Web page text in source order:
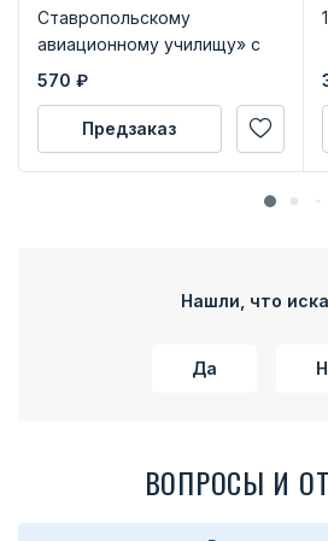
Ставропольскому
авиационному училищу» с
бланком удостоверения
570 ₽
Предзаказ
Нашли, что
Да
ВОПРОСЫ И